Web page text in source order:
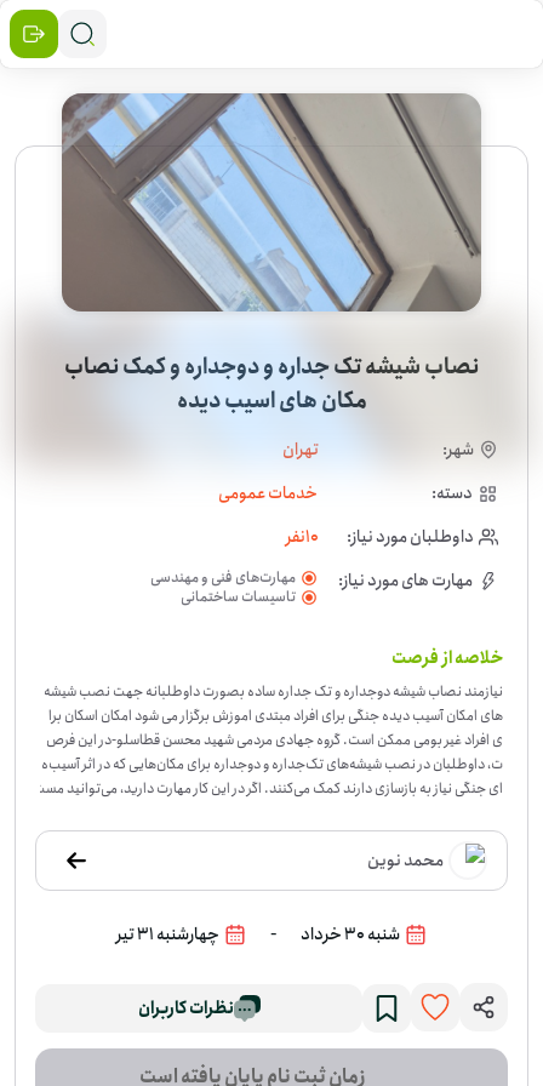
نصاب شیشه تک جداره و دوجداره و کمک نصاب
مکان های اسیب دیده
شهر:
تهران
دسته:
خدمات عمومی
داوطلبان مورد نیاز:
10نفر
مهارت های مورد نیاز:
مهارت‌های فنی و مهندسی
تاسیسات ساختمانی
خلاصه از فرصت
نیازمند نصاب شیشه دوجداره و تک جداره ساده بصورت داوطلبانه جهت نصب شیشه
های امکان آسیب دیده جنگی برای افراد مبتدی اموزش برگزار می شود امکان اسکان برا
ی افراد غیر بومی ممکن است. گروه جهادی مردمی شهید محسن قطاسلو-در این فرص
ت، داوطلبان در نصب شیشه‌های تک‌جداره و دوجداره برای مکان‌هایی که در اثر آسیب‌ه
ای جنگی نیاز به بازسازی دارند کمک می‌کنند. اگر در این کار مهارت دارید، می‌توانید مست
ت. این فعالیت در تهران، استان تهران انجام می‌شود و برای کسانی مناسب است که به کا
رهای فنی و اجرایی علاقه دارند یا در نصب شیشه تجربه دارند. امکان اسکان برای افراد غ
یربومی هم ممکن است و همین موضوع مشارکت را برای داوطلبان شهرهای دیگر ساده‌ت
ت ثبت‌نام کنید.
محمد نوین
شنبه 30 خرداد - چهارشنبه 31 تیر
نظرات کاربران
زمان ثبت نام پایان یافته است